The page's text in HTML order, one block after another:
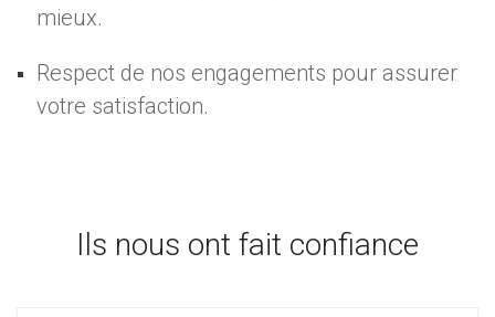
mieux.
Respect de nos engagements pour assurer
votre satisfaction.
Ils nous ont fait confiance